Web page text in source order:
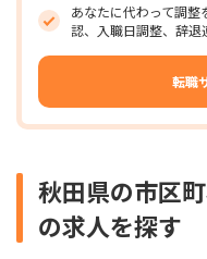
あなたに代わって調
認、入職日調整、辞退
転職
秋田県の市区
の求人を探す